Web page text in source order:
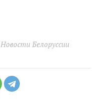
Новости Белоруссии